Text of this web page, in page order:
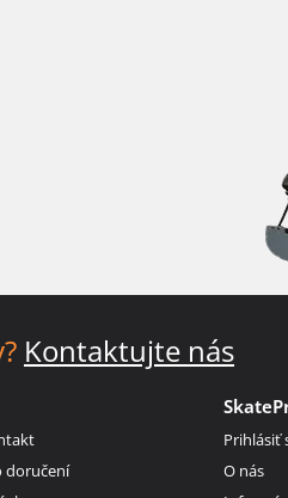
Kontaktujte nás
doručení
Prihlásiť
O nás